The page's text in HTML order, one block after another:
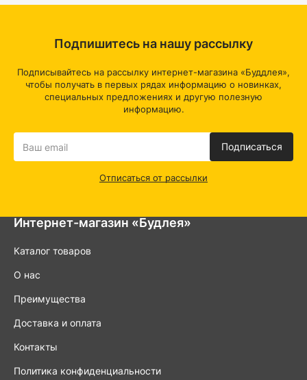
Интернет-магазин «Будлея»
Каталог товаров
О нас
Преимущества
Доставка и оплата
Контакты
Политика конфиденциальности
Подпишитесь на нашу рассылку
Подписывайтесь на рассылку интернет-магазина «Буддлея»,
чтобы получать в первых рядах информацию о новинках,
специальных предложениях и другую полезную
информацию.
Подписаться
Отписаться от рассылки